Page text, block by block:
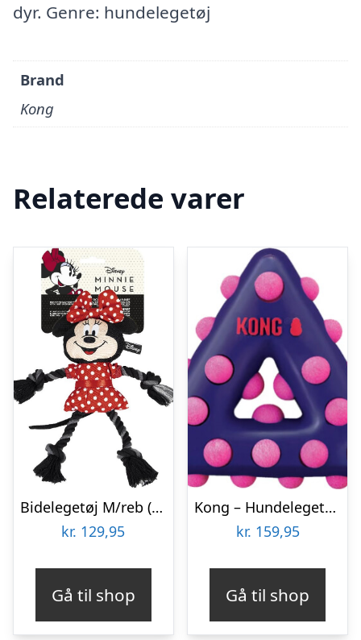
dyr. Genre: hundelegetøj
Brand
Kong
Relaterede varer
Bidelegetøj M/reb (hund) – Minnie Mouse
kr. 129,95
Gå til shop
Kong – Hundelegetøj Med Pivelyd – Dotz Triangle – 15 Cm
kr. 159,95
Gå til shop